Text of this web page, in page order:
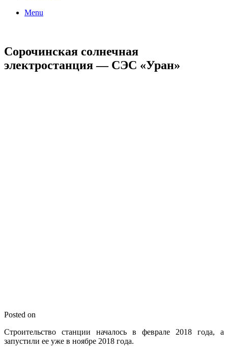
Menu
Сорочинская солнечная
электростанция — СЭС «Уран»
Posted on
Строительство станции началось в феврале 2018 года, а
запустили ее уже в ноябре 2018 года.